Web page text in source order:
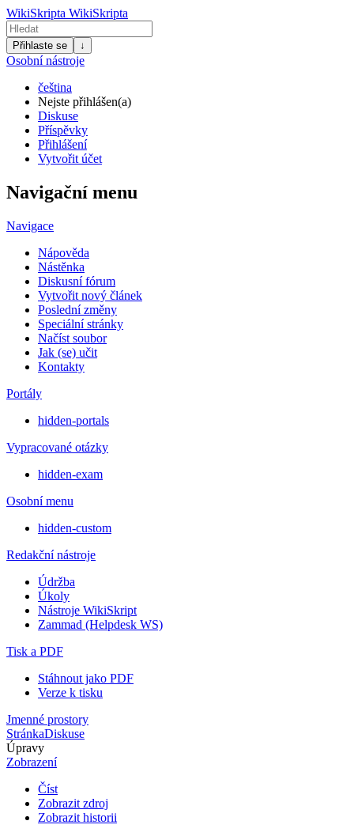
WikiSkripta WikiSkripta
Přihlaste se ↓
Osobní nástroje
čeština
Nejste přihlášen(a)
Diskuse
Příspěvky
Přihlášení
Vytvořit účet
Navigační menu
Navigace
Nápověda
Nástěnka
Diskusní fórum
Vytvořit nový článek
Poslední změny
Speciální stránky
Načíst soubor
Jak (se) učit
Kontakty
Portály
hidden-portals
Vypracované otázky
hidden-exam
Osobní menu
hidden-custom
Redakční nástroje
Údržba
Úkoly
Nástroje WikiSkript
Zammad (Helpdesk WS)
Tisk a PDF
Stáhnout jako PDF
Verze k tisku
Jmenné prostory
StránkaDiskuse
Úpravy
Zobrazení
Číst
Zobrazit zdroj
Zobrazit historii